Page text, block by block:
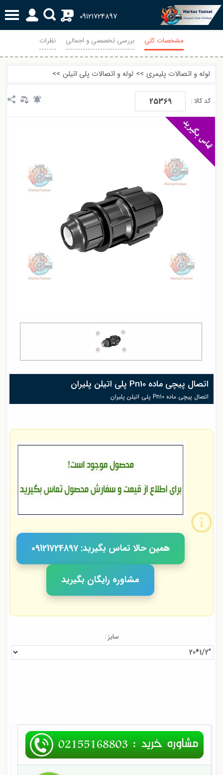
09121724897
0
مشخصات کلی بررسی تخصصی و اجمالی نظرات
لوله و اتصالات پلیمری >> لوله و اتصالات پلی اتیلن >>
کد کالا : 25369
اتصال پیچی ماده Pn10 پلی اتیلن پلیران
اتصال پیچی ماده Pn10 پلی اتیلن پلیران
همین حالا تماس بگیرید: 09121724897
مشاوره رایگان بگیرید
سایز :